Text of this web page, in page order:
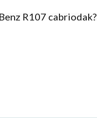
R107 cabriodak?